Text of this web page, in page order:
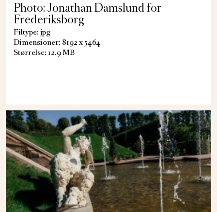
Photo: Jonathan Damslund for
Frederiksborg
Filtype: jpg
Dimensioner: 8192 x 5464
Størrelse: 12.9 MB